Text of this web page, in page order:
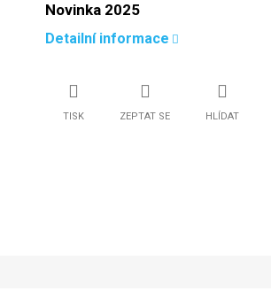
Novinka 2025
Detailní informace
TISK ZEPTAT SE HLÍDAT